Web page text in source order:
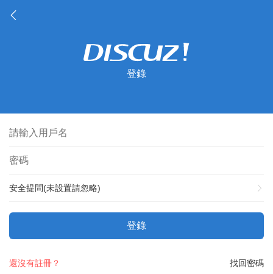
登錄
安全提問(未設置請忽略)
登錄
找回密碼
還沒有註冊？